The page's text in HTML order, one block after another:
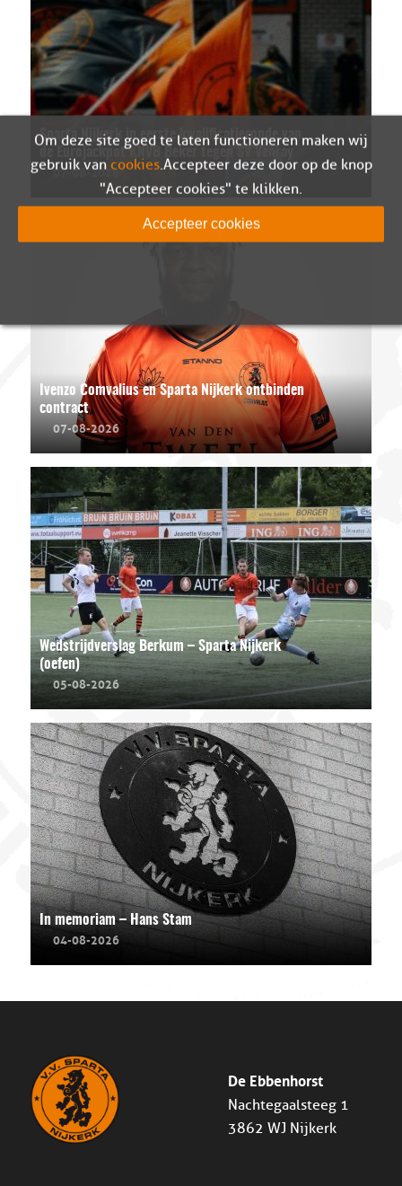
Sparta Nijkerk in eerste kwalificatieronde van
de Eurojackpot KNVB Beker tegen SV Venray
07-08-2026
Ivenzo Comvalius en Sparta Nijkerk ontbinden
contract
07-08-2026
Wedstrijdverslag Berkum – Sparta Nijkerk
(oefen)
05-08-2026
In memoriam – Hans Stam
04-08-2026
De Ebbenhorst
Nachtegaalsteeg 1
3862 WJ Nijkerk
Om deze site goed te laten functioneren maken wij
gebruik van cookies. Accepteer deze door op de knop
"Accepteer cookies" te klikken.
Accepteer cookies